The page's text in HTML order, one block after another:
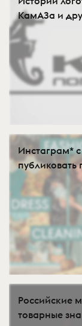
КамАЗа и
Инстаграм* с
публиковать
Российские
товарные